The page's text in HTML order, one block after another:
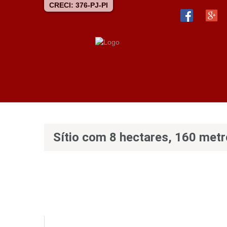
CRECI: 376-PJ-PI
Sítio com 8 hectares, 160